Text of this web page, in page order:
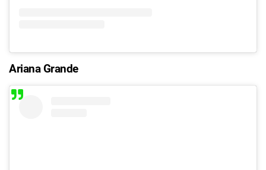
Ariana Grande